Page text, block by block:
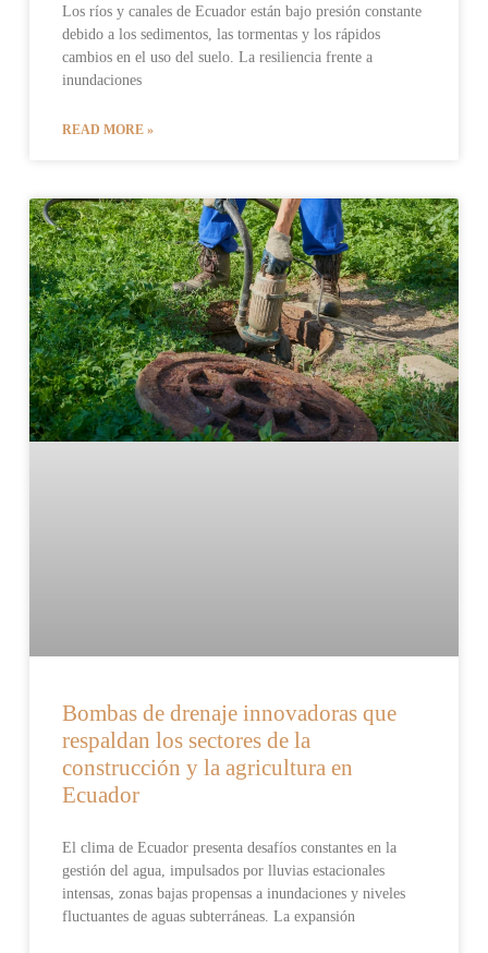
Los ríos y canales de Ecuador están bajo presión constante
debido a los sedimentos, las tormentas y los rápidos
cambios en el uso del suelo. La resiliencia frente a
inundaciones
READ MORE »
Bombas de drenaje innovadoras que
respaldan los sectores de la
construcción y la agricultura en
Ecuador
El clima de Ecuador presenta desafíos constantes en la
gestión del agua, impulsados por lluvias estacionales
intensas, zonas bajas propensas a inundaciones y niveles
fluctuantes de aguas subterráneas. La expansión